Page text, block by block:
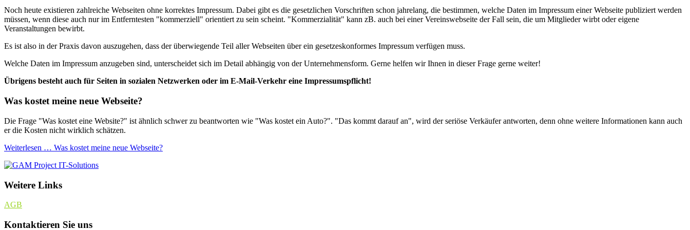
Noch heute existieren zahlreiche Webseiten ohne korrektes Impressum. Dabei gibt es die gesetzlichen Vorschriften schon jahrelang, die bestimmen, welche Daten im Impressum einer Webseite publiziert werden
müssen, wenn diese auch nur im Entferntesten "kommerziell" orientiert zu sein scheint. "Kommerzialität" kann zB. auch bei einer Vereinswebseite der Fall sein, die um Mitglieder wirbt oder eigene
Veranstaltungen bewirbt.
Es ist also in der Praxis davon auszugehen, dass der überwiegende Teil aller Webseiten über ein gesetzeskonformes Impressum verfügen muss.
Welche Daten im Impressum anzugeben sind, unterscheidet sich im Detail abhängig von der Unternehmensform. Gerne helfen wir Ihnen in dieser Frage gerne weiter!
Übrigens besteht auch für Seiten in sozialen Netzwerken oder im E-Mail-Verkehr eine Impressumspflicht!
Was kostet meine neue Webseite?
Die Frage "Was kostet eine Website?" ist ähnlich schwer zu beantworten wie "Was kostet ein Auto?". "Das kommt darauf an", wird der seriöse Verkäufer antworten, denn ohne weitere Informationen kann auch
er die Kosten nicht wirklich schätzen.
Weiterlesen … Was kostet meine neue Webseite?
Weitere Links
AGB
Kontaktieren Sie uns